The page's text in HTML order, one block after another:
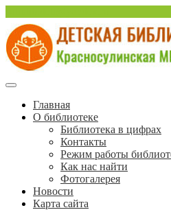
содержимому
Детская
Красносулинская Детская
Главная
О библиотеке
Библиотека в цифрах
Контакты
Режим работы
Как нас найти
Фотогалерея
Новости
Карта сайта